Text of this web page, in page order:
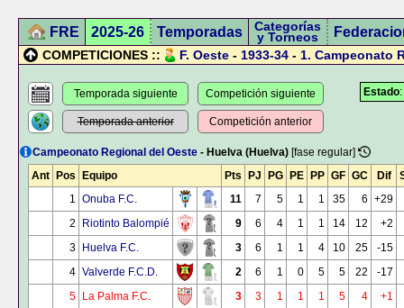
FRE 2025-26 Temporadas Categorías
y Torneos
COMPETICIONES :: F. Oeste - 1933-34 - 1. Campeonato
Estado
Temporada siguiente
Temporada anterior
Competición siguiente
Competición anterior
Campeonato Regional del Oeste - Huelva (Huelva) [fase regular]
Ant
Pos Equipo Pts PJ PG PE PP GF GC Dif
1 Onuba F.C. 11 7 5 1 1 35 6 +29
2
Riotinto Balompié 9 6 4 1 1 14 12
+2
3
Huelva F.C. 3 6 1 1 4 10 25
-15
4 Valverde F.C.D. 2 6 1 0 5 5 22
-17
5
La Palma F.C. 3 3 1 1 1 5 4 +1